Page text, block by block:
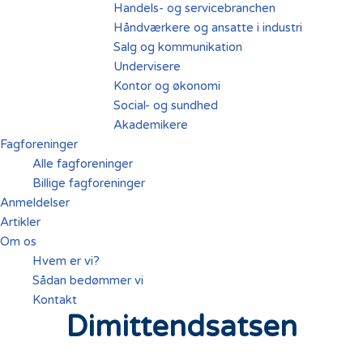
Handels- og servicebranchen
Håndværkere og ansatte i industri
Salg og kommunikation
Undervisere
Kontor og økonomi
Social- og sundhed
Akademikere
Fagforeninger
Alle fagforeninger
Billige fagforeninger
Anmeldelser
Artikler
Om os
Hvem er vi?
Sådan bedømmer vi
Kontakt
Dimittendsatsen